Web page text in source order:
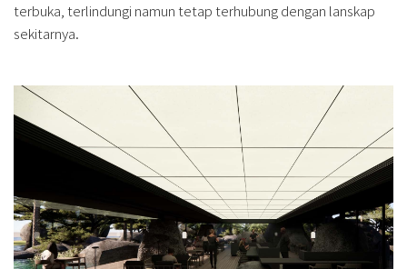
terbuka, terlindungi namun tetap terhubung dengan lanskap
sekitarnya.